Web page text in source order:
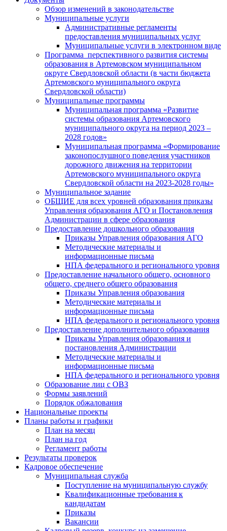
Обзор изменений в законодательстве
Муниципальные услуги
Административные регламенты
предоставления муниципальных услуг
Муниципальные услуги в электронном виде
Программа перспективного развития системы
образования в Артемовском муниципальном
округе Свердловской области (в части бюджета
Артемовского муниципального округа
Свердловской области)
Муниципальные программы
Муниципальная программа «Развитие
системы образования Артемовского
муниципального округа на период 2023 –
2028 годов»
Муниципальная программа «Формирование
законопослушного поведения участников
дорожного движения на территории
Артемовского муниципального округа
Свердловской области на 2023-2028 годы»
Муниципальное задание
ОБЩИЕ для всех уровней образования приказы
Управления образования АГО и Постановления
Администрации в сфере образования
Предоставление дошкольного образования
Приказы Управления образования АГО
Методические материалы и
информационные письма
НПА федерального и регионального уровня
Предоставление начального общего, основного
общего, среднего общего образования
Приказы Управления образования
Методические материалы и
информационные письма
НПА федерального и регионального уровня
Предоставление дополнительного образования
Приказы Управления образования и
постановления Администрации
Методические материалы и
информационные письма
НПА федерального и регионального уровня
Образование лиц с ОВЗ
Формы заявлений
Порядок обжалования
Национальные проекты
Планы работы и графики
План на месяц
План на год
Регламент работы
Результаты проверок
Кадровое обеспечение
Муниципальная служба
Поступление на муниципальную службу
Квалификационные требования к
кандидатам
Приказы
Вакансии